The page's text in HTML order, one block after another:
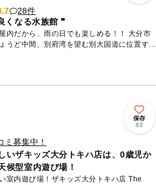
28件
くなる水族館 ❞
だから、雨の日でも楽しめる！！ 大分市
うど中間、別府湾を望む別大国道に位置する
保存
83
ミ募集中！
いザキッズ大分トキハ店は、0歳児か
候型室内遊び場！
室内遊び場！ザキッズ大分トキハ店 The